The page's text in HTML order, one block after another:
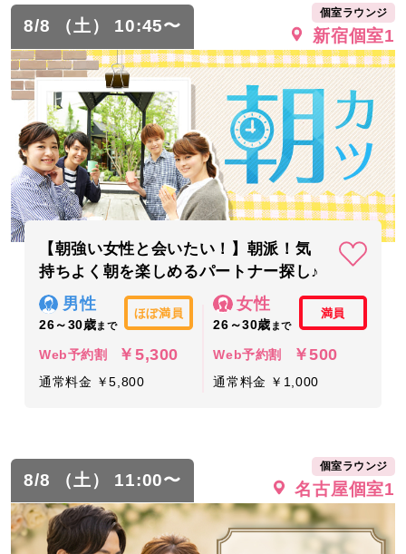
8/8 （土） 10:45〜
個室ラウンジ
新宿個室1
【朝強い女性と会いたい！】朝派！気
持ちよく朝を楽しめるパートナー探し♪
男性
26～30歳まで
ほぼ満員
Web予約割 ￥5,300
通常料金 ￥5,800
女性
26～30歳 まで
満員
Web予約割 ￥500
通常料金 ￥1,000
8/8 （土） 11:00〜
個室ラウンジ
名古屋個室1